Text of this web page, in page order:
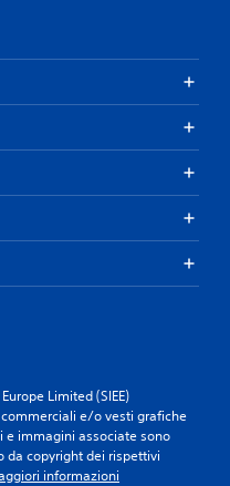
Limited (SIEE)
e/o vesti grafiche
e immagini associate sono
copyright dei rispettivi
informazioni